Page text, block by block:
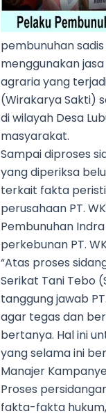
pembunuhan
menggunakan
agraria yang
(Wirakarya Sakti)
di wilayah Desa
masyarakat.
Sampai diproses
yang diperiksa
terkait fakta
perusahaan PT.
Pembunuhan
perkebunan PT.
“Atas proses
Serikat Tani Tebo
tanggung jawab
agar tegas dan
bertanya. Hal ini
yang selama ini
Manajer Kampanye
Proses
fakta-fakta